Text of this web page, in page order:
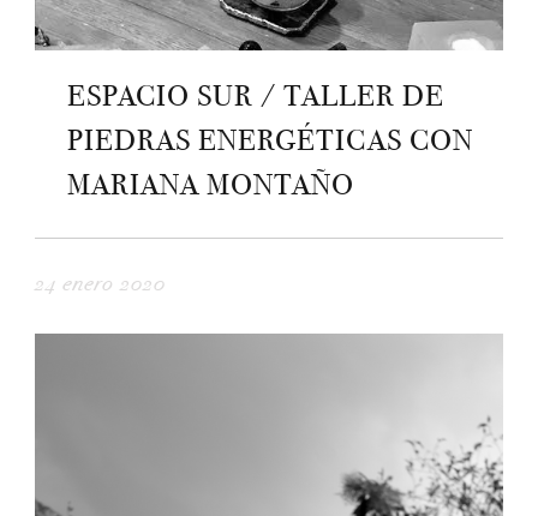
ESPACIO SUR / TALLER DE
PIEDRAS ENERGÉTICAS CON
MARIANA MONTAÑO
24 enero 2020